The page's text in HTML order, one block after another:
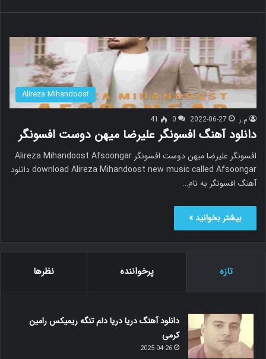
Alireza Mihandoost
م.ر 2022-06-27
0
41
دانلود آهنگ افسونگر علیرضا میهن دوست افسونگر
افسونگر علیرضا میهن دوست افسونگر Alireza Mihandoost Afsoongar
download Alireza Mihandoost new music called Afsoongar دانلود
آهنگ افسونگر به نام…
بیشتر بخوانید »
تازه پرخواننده نظرها
دانلود آهنگ دریا دریا دلم تنگه ریمیکس رامین
کرمی
2025-04-26